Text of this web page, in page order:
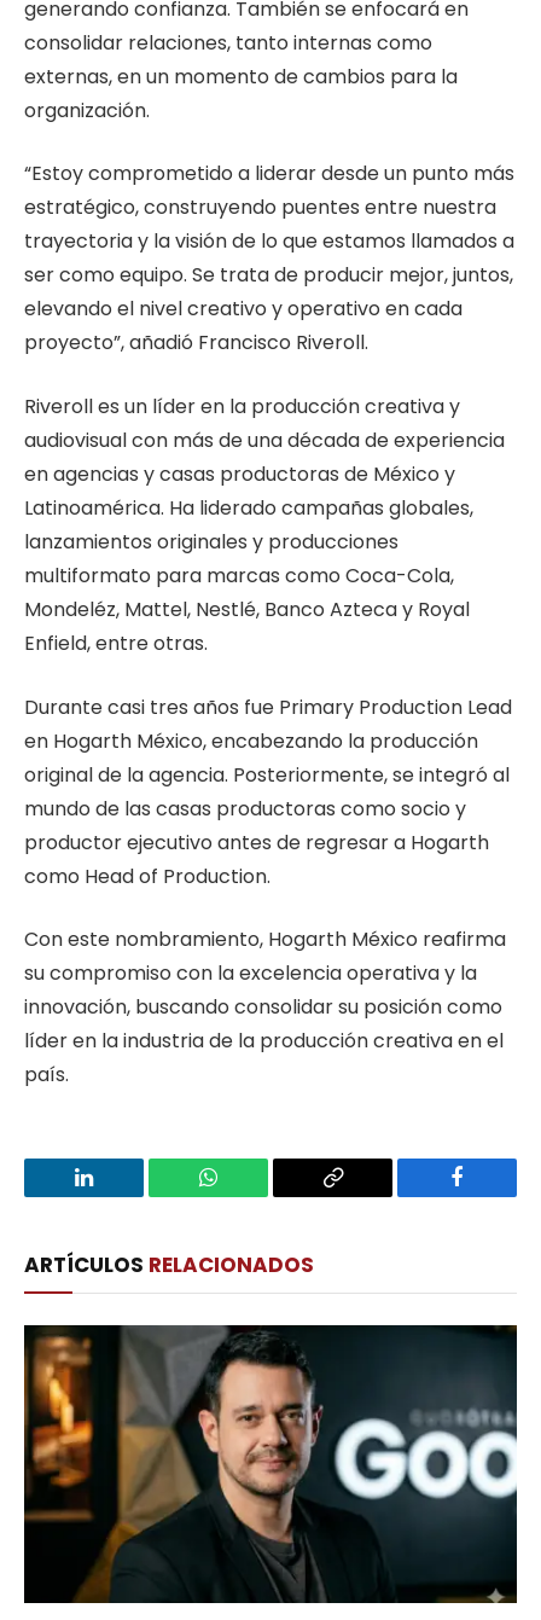
generando confianza. También se enfocará en
consolidar relaciones, tanto internas como
externas, en un momento de cambios para la
organización.
“Estoy comprometido a liderar desde un punto más
estratégico, construyendo puentes entre nuestra
trayectoria y la visión de lo que estamos llamados a
ser como equipo. Se trata de producir mejor, juntos,
elevando el nivel creativo y operativo en cada
proyecto”, añadió Francisco Riveroll.
Riveroll es un líder en la producción creativa y
audiovisual con más de una década de experiencia
en agencias y casas productoras de México y
Latinoamérica. Ha liderado campañas globales,
lanzamientos originales y producciones
multiformato para marcas como Coca-Cola,
Mondeléz, Mattel, Nestlé, Banco Azteca y Royal
Enfield, entre otras.
Durante casi tres años fue Primary Production Lead
en Hogarth México, encabezando la producción
original de la agencia. Posteriormente, se integró al
mundo de las casas productoras como socio y
productor ejecutivo antes de regresar a Hogarth
como Head of Production.
Con este nombramiento, Hogarth México reafirma
su compromiso con la excelencia operativa y la
innovación, buscando consolidar su posición como
líder en la industria de la producción creativa en el
país.
LinkedIn WhatsApp
Copy
Facebook
ARTÍCULOS RELACIONADOS